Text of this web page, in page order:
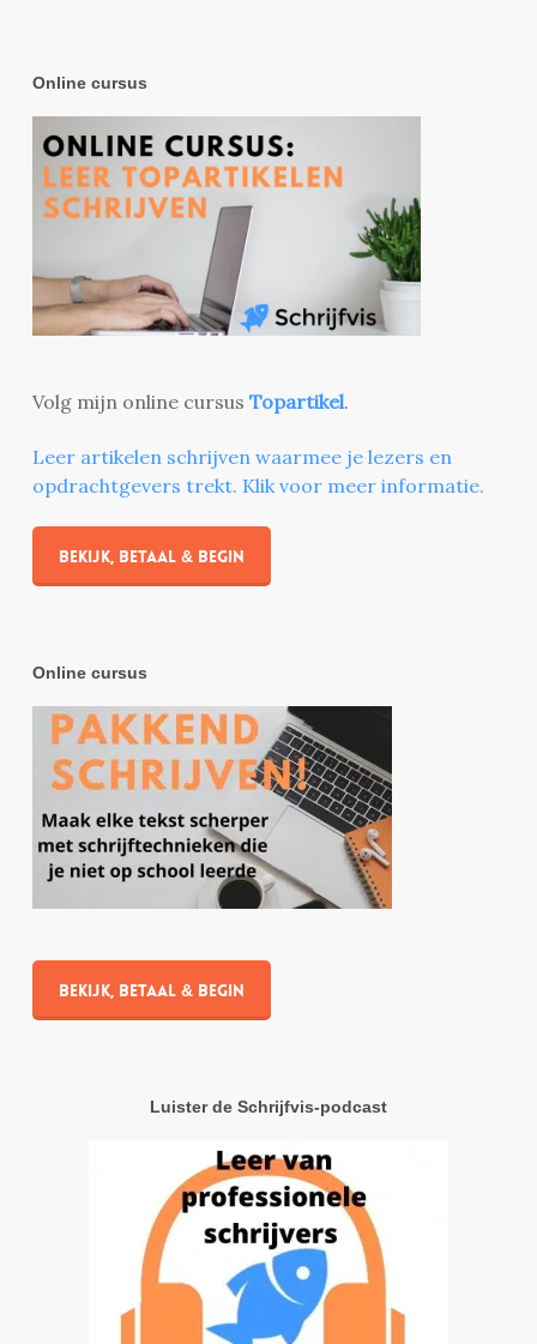
Online cursus
Volg mijn online cursus Topartikel.
Leer artikelen schrijven waarmee je lezers en
opdrachtgevers trekt. Klik voor meer informatie.
Bekijk, betaal & begin
Online cursus
Bekijk, betaal & begin
Luister de Schrijfvis-podcast